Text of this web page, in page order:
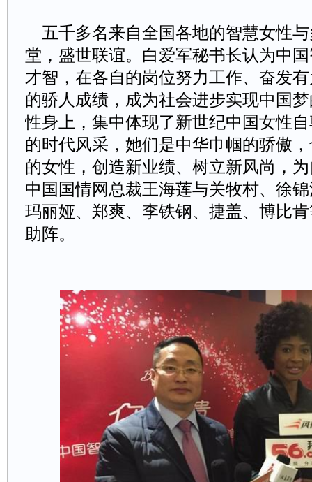
五千多名来自全国各地的智慧女性
堂，盛世联谊。白爱军秘书长认为中
才智，在各自的岗位努力工作、奋发
的骄人成绩，成为社会进步实现中国
性身上，集中体现了新世纪中国女性
的时代风采，她们是中华巾帼的骄傲
的女性，创造新业绩、树立新风尚，
中国国情网总裁王海莲与关牧村、徐
玛丽娅、郑爽、李铁钢、捷盖、博比
助阵。